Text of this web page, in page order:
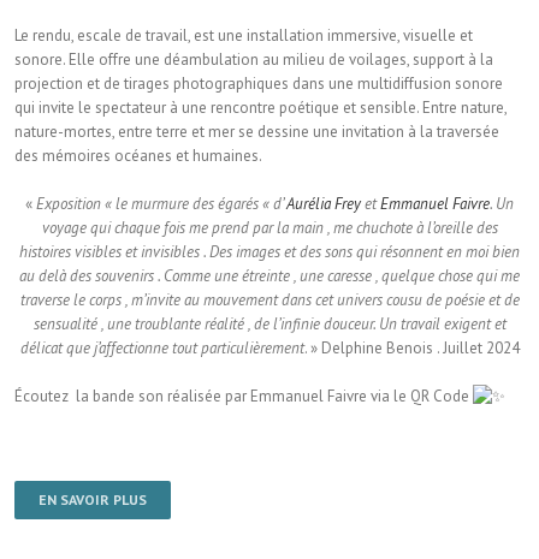
Le rendu, escale de travail, est une installation immersive, visuelle et
sonore. Elle offre une déambulation au milieu de voilages, support à la
projection et de tirages photographiques dans une multidiffusion sonore
qui invite le spectateur à une rencontre poétique et sensible. Entre nature,
nature-mortes, entre terre et mer se dessine une invitation à la traversée
des mémoires océanes et humaines.
«Exposition « le murmure des égarés « d’Aurélia FreyetEmmanuel Faivre. Un
voyage qui chaque fois me prend par la main , me chuchote à l’oreille des
histoires visibles et invisibles . Des images et des sons qui résonnent en moi bien
au delà des souvenirs . Comme une étreinte , une caresse , quelque chose qui me
traverse le corps , m’invite au mouvement dans cet univers cousu de poésie et de
sensualité , une troublante réalité , de l’infinie douceur. Un travail exigent et
délicat que j’affectionne tout particulièrement. » Delphine Benois . Juillet 2024
Écoutez la bande son réalisée par Emmanuel Faivre via le QR Code
EN SAVOIR PLUS